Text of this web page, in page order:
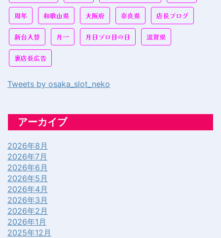
周年 和歌山県 大阪府 奈良県 店長ブログ
新台入替 月一 月日ゾロ目の日 滋賀県
裏店長広告
Tweets by osaka_slot_neko
アーカイブ
2026年8月
2026年7月
2026年6月
2026年5月
2026年4月
2026年3月
2026年2月
2026年1月
2025年12月